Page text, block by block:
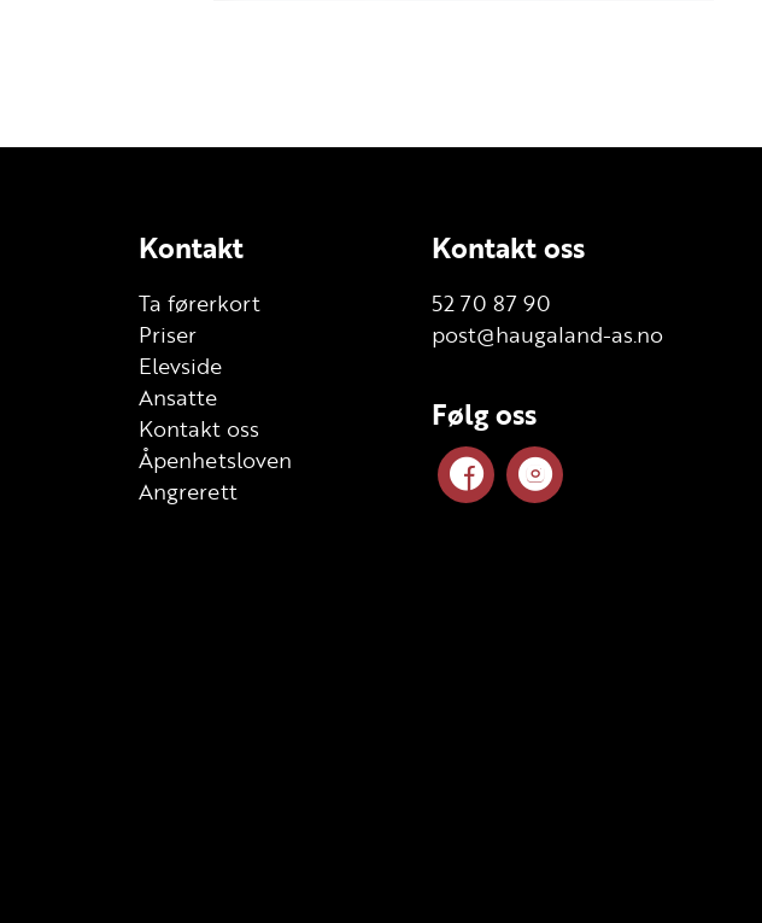
Kontakt
Ta førerkort
Priser
Elevside
Ansatte
Kontakt oss
Åpenhetsloven
Angrerett
Kontakt oss
52 70 87 90
post@haugaland-as.no
Følg oss